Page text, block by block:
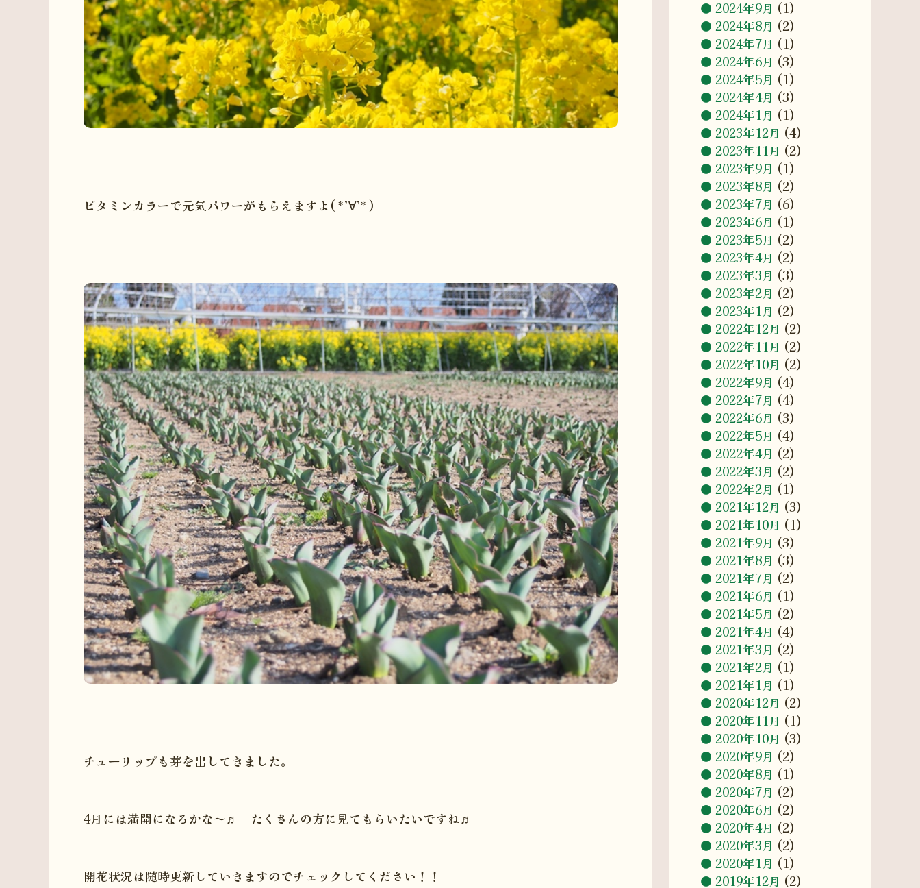
ビタミンカラーで元気パワーがもらえますよ( *’∀’* )
チューリップも芽を出してきました。
4月には満開になるかな～♬ たくさんの方に見てもらいたいですね♬
開花状況は随時更新していきますのでチェックしてください！！
2024年9月 (1)
2024年8月 (2)
2024年7月 (1)
2024年6月 (3)
2024年5月 (1)
2024年4月 (3)
2024年1月 (1)
2023年12月 (4)
2023年11月 (2)
2023年9月 (1)
2023年8月 (2)
2023年7月 (6)
2023年6月 (1)
2023年5月 (2)
2023年4月 (2)
2023年3月 (3)
2023年2月 (2)
2023年1月 (2)
2022年12月 (2)
2022年11月 (2)
2022年10月 (2)
2022年9月 (4)
2022年7月 (4)
2022年6月 (3)
2022年5月 (4)
2022年4月 (2)
2022年3月 (2)
2022年2月 (1)
2021年12月 (3)
2021年10月 (1)
2021年9月 (3)
2021年8月 (3)
2021年7月 (2)
2021年6月 (1)
2021年5月 (2)
2021年4月 (4)
2021年3月 (2)
2021年2月 (1)
2021年1月 (1)
2020年12月 (2)
2020年11月 (1)
2020年10月 (3)
2020年9月 (2)
2020年8月 (1)
2020年7月 (2)
2020年6月 (2)
2020年4月 (2)
2020年3月 (2)
2020年1月 (1)
2019年12月 (2)